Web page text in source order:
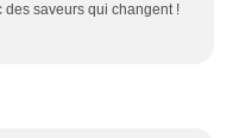
saveurs qui changent !